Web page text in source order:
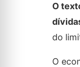
O
do
O